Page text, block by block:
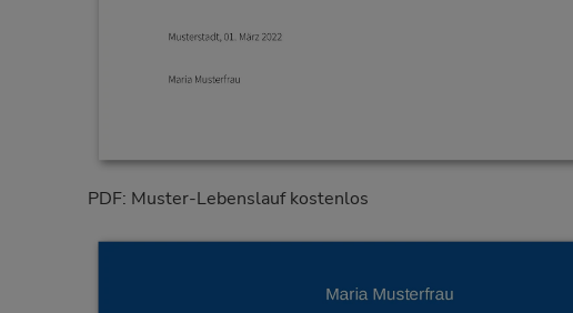
PDF: Muster-Lebenslauf kostenlos